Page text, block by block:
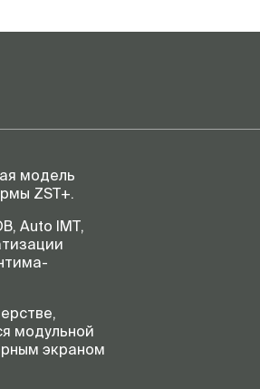
модель
ZST+.
Auto IMT,
модульной
экраном